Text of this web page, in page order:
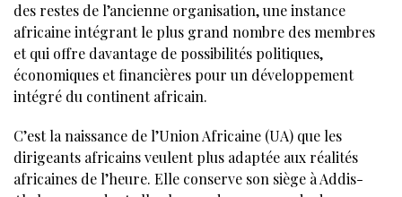
des restes de l’ancienne organisation, une instance
africaine intégrant le plus grand nombre des membres
et qui offre davantage de possibilités politiques,
économiques et financières pour un développement
intégré du continent africain.
C’est la naissance de l’Union Africaine (UA) que les
dirigeants africains veulent plus adaptée aux réalités
africaines de l’heure. Elle conserve son siège à Addis-